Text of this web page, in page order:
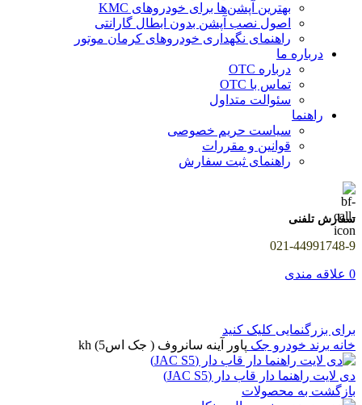
بهترین آپشن‌ها برای خودروهای KMC
اصول نصب آپشن بدون ابطال گارانتی
راهنمای نگهداری خودروهای کرمان موتور
درباره ما
درباره OTC
تماس با OTC
سئوالت متداول
راهنما
سیاست حریم خصوصی
قوانین و مقررات
راهنمای ثبت سفارش
سفارش تلفنی
021-44991748-9
0 علاقه مندی
برای بزرگنمایی کلیک کنید
خانه برند خودرو جک پاور آینه سانروف ( جک اس5) kh
دی لایت راهنما دار قاب دار (JAC S5)
بازگشت به محصولات